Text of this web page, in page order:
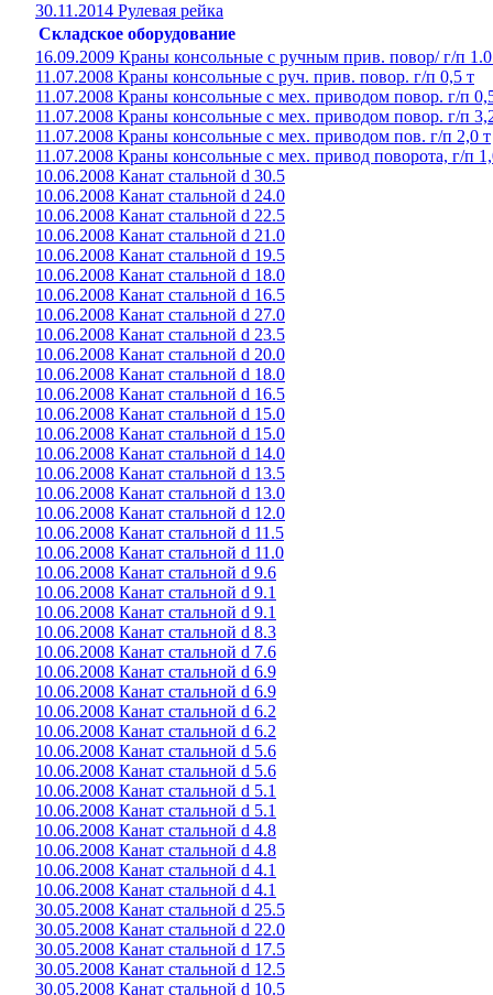
30.11.2014 Рулевая рейка
Складское оборудование
16.09.2009 Краны консольные с ручным прив. повор/ г/п
11.07.2008 Краны консольные с руч. прив. повор. г/п 0,5 т
11.07.2008 Краны консольные с мех. приводом повор. г/п
11.07.2008 Краны консольные с мех. приводом повор. г/п
11.07.2008 Краны консольные с мех. приводом пов. г/п 2,0 т
11.07.2008 Краны консольные с мех. привод поворота, г/п
10.06.2008 Канат стальной d 30.5
10.06.2008 Канат стальной d 24.0
10.06.2008 Канат стальной d 22.5
10.06.2008 Канат стальной d 21.0
10.06.2008 Канат стальной d 19.5
10.06.2008 Канат стальной d 18.0
10.06.2008 Канат стальной d 16.5
10.06.2008 Канат стальной d 27.0
10.06.2008 Канат стальной d 23.5
10.06.2008 Канат стальной d 20.0
10.06.2008 Канат стальной d 18.0
10.06.2008 Канат стальной d 16.5
10.06.2008 Канат стальной d 15.0
10.06.2008 Канат стальной d 15.0
10.06.2008 Канат стальной d 14.0
10.06.2008 Канат стальной d 13.5
10.06.2008 Канат стальной d 13.0
10.06.2008 Канат стальной d 12.0
10.06.2008 Канат стальной d 11.5
10.06.2008 Канат стальной d 11.0
10.06.2008 Канат стальной d 9.6
10.06.2008 Канат стальной d 9.1
10.06.2008 Канат стальной d 9.1
10.06.2008 Канат стальной d 8.3
10.06.2008 Канат стальной d 7.6
10.06.2008 Канат стальной d 6.9
10.06.2008 Канат стальной d 6.9
10.06.2008 Канат стальной d 6.2
10.06.2008 Канат стальной d 6.2
10.06.2008 Канат стальной d 5.6
10.06.2008 Канат стальной d 5.6
10.06.2008 Канат стальной d 5.1
10.06.2008 Канат стальной d 5.1
10.06.2008 Канат стальной d 4.8
10.06.2008 Канат стальной d 4.8
10.06.2008 Канат стальной d 4.1
10.06.2008 Канат стальной d 4.1
30.05.2008 Канат стальной d 25.5
30.05.2008 Канат стальной d 22.0
30.05.2008 Канат стальной d 17.5
30.05.2008 Канат стальной d 12.5
30.05.2008 Канат стальной d 10.5